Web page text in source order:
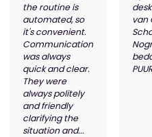
the routine is
automated, so
it's convenient.
Communication
was always
quick and clear.
They were
always politely
and friendly
clarifying the
situation and...
van